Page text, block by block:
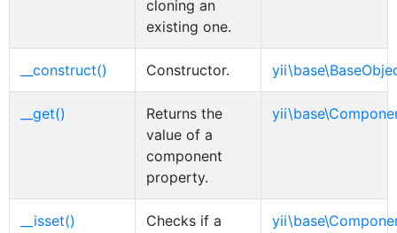
cloning an
existing one.
__construct() Constructor.
__get()
Returns the
value of a
component
property.
__isset() Checks if a